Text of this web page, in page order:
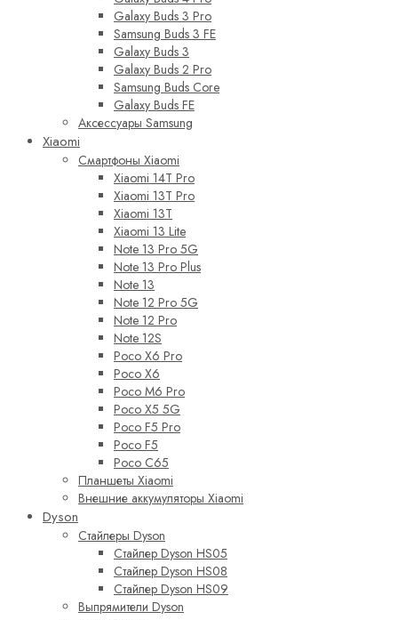
Galaxy Buds 3 Pro
Samsung Buds 3 FE
Galaxy Buds 3
Galaxy Buds 2 Pro
Samsung Buds Core
Galaxy Buds FE
Аксессуары Samsung
Xiaomi
Смартфоны Xiaomi
Xiaomi 14T Pro
Xiaomi 13T Pro
Xiaomi 13T
Xiaomi 13 Lite
Note 13 Pro 5G
Note 13 Pro Plus
Note 13
Note 12 Pro 5G
Note 12 Pro
Note 12S
Poco X6 Pro
Poco X6
Poco M6 Pro
Poco X5 5G
Poco F5 Pro
Poco F5
Poco C65
Планшеты Xiaomi
Внешние аккумуляторы Xiaomi
Dyson
Стайлеры Dyson
Стайлер Dyson HS05
Стайлер Dyson HS08
Стайлер Dyson HS09
Выпрямители Dyson